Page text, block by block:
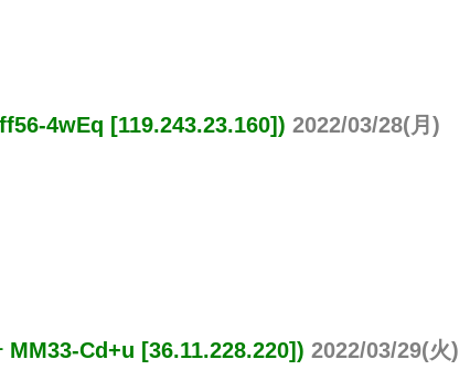
4wEq [119.243.23.160]) 2022/03/28(月)
MM33-Cd+u [36.11.228.220]) 2022/03/29(火)